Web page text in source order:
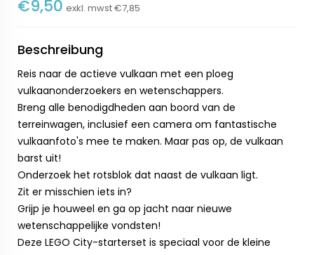
€9,50 exkl. mwst€7,85
Beschreibung
Reis naar de actieve vulkaan met een ploeg
vulkaanonderzoekers en wetenschappers.
Breng alle benodigdheden aan boord van de
terreinwagen, inclusief een camera om fantastische
vulkaanfoto's mee te maken. Maar pas op, de vulkaan
barst uit!
Onderzoek het rotsblok dat naast de vulkaan ligt.
Zit er misschien iets in?
Grijp je houweel en ga op jacht naar nieuwe
wetenschappelijke vondsten!
Deze LEGO City-starterset is speciaal voor de kleine